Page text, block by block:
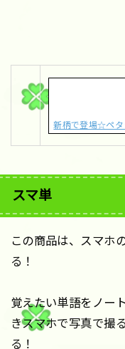
新柄で登場☆ペタ
スマ単
この商品は、スマホ
る！
覚えたい単語をノー
きスマホで写真で撮
る！